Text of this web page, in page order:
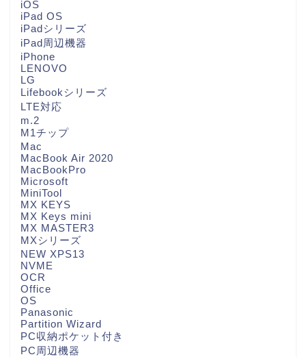
iOS
iPad OS
iPadシリーズ
iPad周辺機器
iPhone
LENOVO
LG
Lifebookシリーズ
LTE対応
m.2
M1チップ
Mac
MacBook Air 2020
MacBookPro
Microsoft
MiniTool
MX KEYS
MX Keys mini
MX MASTER3
MXシリーズ
NEW XPS13
NVME
OCR
Office
OS
Panasonic
Partition Wizard
PC収納ポケット付き
PC周辺機器